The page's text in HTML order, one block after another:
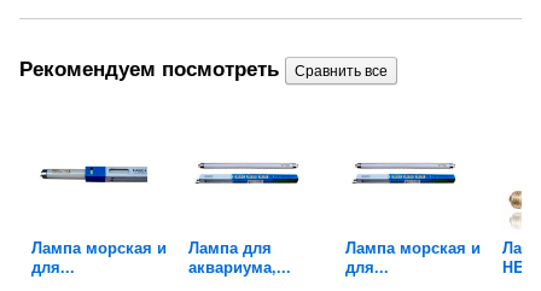
Рекомендуем посмотреть
Лампа морская и
для...
Лампа для
аквариума,...
Лампа морская и
для...